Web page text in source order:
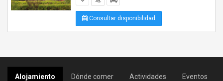
Consultar disponibilidad
Alojamiento Dónde comer Actividades Eventos